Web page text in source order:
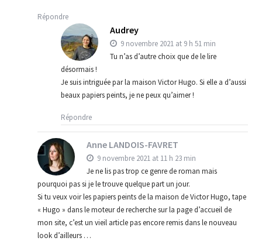
Répondre
Audrey
9 novembre 2021 at 9 h 51 min
Tu n’as d’autre choix que de le lire
désormais !
Je suis intriguée par la maison Victor Hugo. Si elle a d’aussi
beaux papiers peints, je ne peux qu’aimer !
Répondre
Anne LANDOIS-FAVRET
9 novembre 2021 at 11 h 23 min
Je ne lis pas trop ce genre de roman mais
pourquoi pas si je le trouve quelque part un jour.
Si tu veux voir les papiers peints de la maison de Victor Hugo, tape
« Hugo » dans le moteur de recherche sur la page d’accueil de
mon site, c’est un vieil article pas encore remis dans le nouveau
look d’ailleurs …